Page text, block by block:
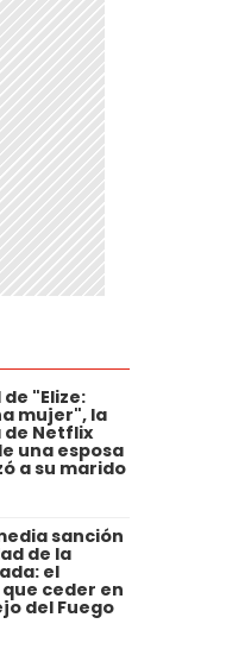
"Elize:
mujer", la
de Netflix
una esposa
a su marido
sanción
de la
el
ceder en
del Fuego